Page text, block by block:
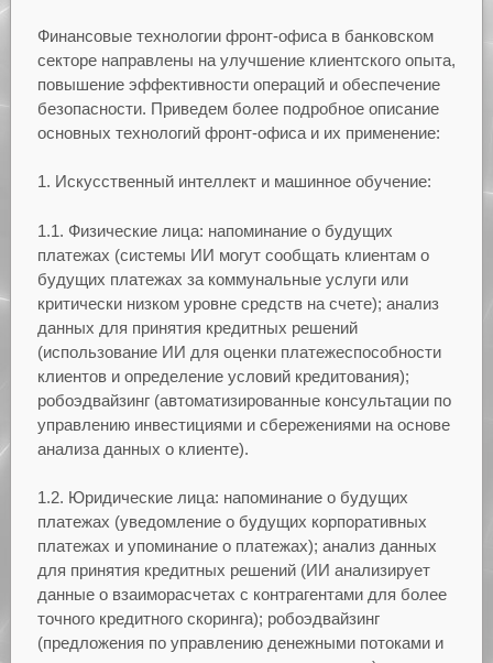
Финансовые технологии фронт-офиса в банковском
секторе направлены на улучшение клиентского опыта,
повышение эффективности операций и обеспечение
безопасности. Приведем более подробное описание
основных технологий фронт-офиса и их применение:
1. Искусственный интеллект и машинное обучение:
1.1. Физические лица: напоминание о будущих
платежах (системы ИИ могут сообщать клиентам о
будущих платежах за коммунальные услуги или
критически низком уровне средств на счете); анализ
данных для принятия кредитных решений
(использование ИИ для оценки платежеспособности
клиентов и определение условий кредитования);
робоэдвайзинг (автоматизированные консультации по
управлению инвестициями и сбережениями на основе
анализа данных о клиенте).
1.2. Юридические лица: напоминание о будущих
платежах (уведомление о будущих корпоративных
платежах и упоминание о платежах); анализ данных
для принятия кредитных решений (ИИ анализирует
данные о взаиморасчетах с контрагентами для более
точного кредитного скоринга); робоэдвайзинг
(предложения по управлению денежными потоками и